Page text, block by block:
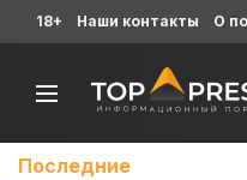
Последние
18+ Наши контакты О